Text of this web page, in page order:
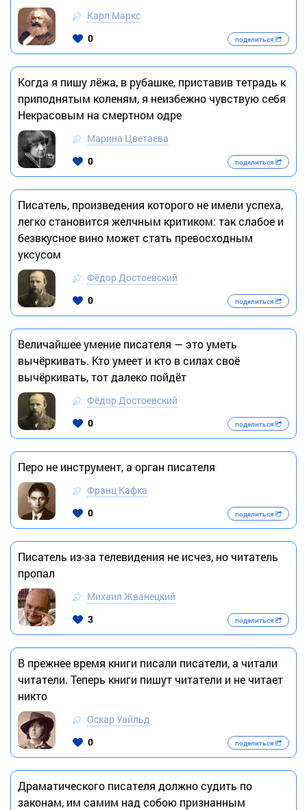
Карл Маркс
0
поделиться
Когда я пишу лёжа, в рубашке, приставив тетрадь к
приподнятым коленям, я неизбежно чувствую себя
Некрасовым на смертном одре
Марина Цветаева
0
поделиться
Писатель, произведения которого не имели успеха,
легко становится желчным критиком: так слабое и
безвкусное вино может стать превосходным
уксусом
Фёдор Достоевский
0
поделиться
Величайшее умение писателя — это уметь
вычёркивать. Кто умеет и кто в силах своё
вычёркивать, тот далеко пойдёт
Фёдор Достоевский
0
поделиться
Перо не инструмент, а орган писателя
Франц Кафка
0
поделиться
Писатель из-за телевидения не исчез, но читатель
пропал
Михаил Жванецкий
3
поделиться
В прежнее время книги писали писатели, а читали
читатели. Теперь книги пишут читатели и не читает
никто
Оскар Уайльд
0
поделиться
Драматического писателя должно судить по
законам, им самим над собою признанным